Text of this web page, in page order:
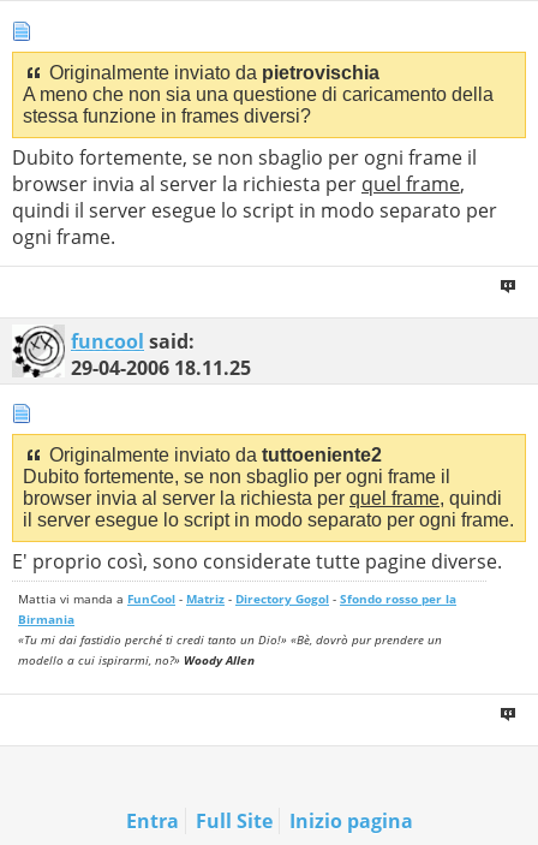
Originalmente inviato da pietrovischia
A meno che non sia una questione di caricamento della
stessa funzione in frames diversi?
Dubito fortemente, se non sbaglio per ogni frame il
browser invia al server la richiesta per quel frame,
quindi il server esegue lo script in modo separato per
ogni frame.
funcool said:
29-04-2006 18.11.25
Originalmente inviato da tuttoeniente2
Dubito fortemente, se non sbaglio per ogni frame il
browser invia al server la richiesta per quel frame, quindi
il server esegue lo script in modo separato per ogni frame.
E' proprio così, sono considerate tutte pagine diverse.
Mattia vi manda a FunCool - Matriz - Directory Gogol - Sfondo rosso per la
Birmania
«Tu mi dai fastidio perché ti credi tanto un Dio!» «Bè, dovrò pur prendere un
modello a cui ispirarmi, no?» Woody Allen
Entra Full Site Inizio pagina